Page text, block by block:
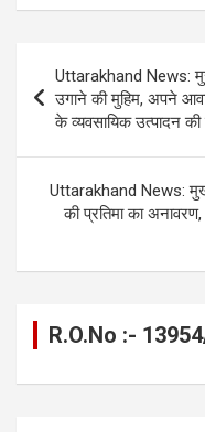
ce
o
o
k
se
g
er
at
A
p
p
navigation
Uttarakhand News:
उगाने की मुहिम, अपने
के व्यवसायिक उत्पादन की
Uttarakhand News:
की प्रतिमा का
R.O.No :-